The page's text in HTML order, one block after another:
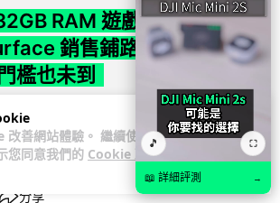
改善網站體驗。 繼續使用
您同意我們的 Cookie 政
RAM 遊戲建議 分析:
銷售鋪路 連自家
檻也未到
靜刪除官方網站上，對遊戲玩家要為電腦配
議。分析指微軟同時新推出的 8GB RAM 入
分享
🎵 ⛶
📖 詳細評測 →